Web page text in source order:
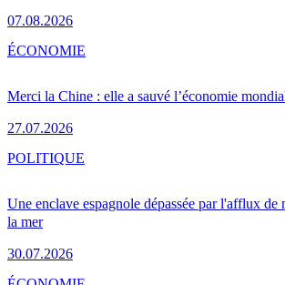
07.08.2026
Merci la Chine : elle a sauvé l’économie
27.07.2026
ÉCONOMIE
Une enclave espagnole dépassée par l'afflux de
la mer
30.07.2026
POLITIQUE